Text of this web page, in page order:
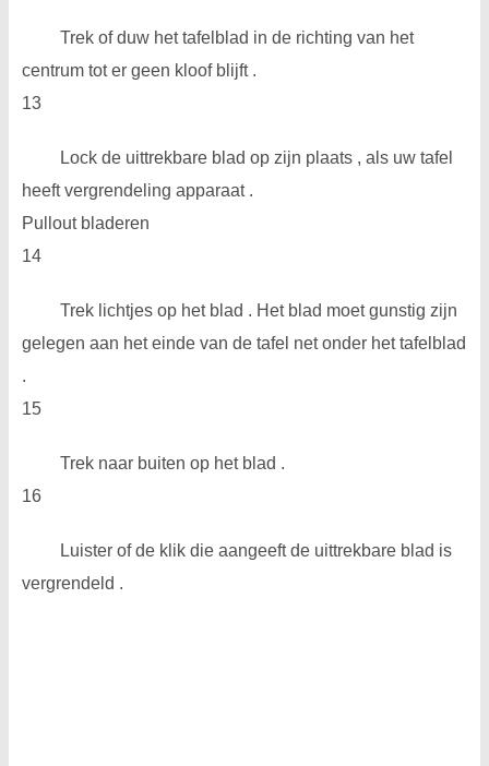
Trek of duw het tafelblad in de richting van het
centrum tot er geen kloof blijft .
13
Lock de uittrekbare blad op zijn plaats , als uw tafel
heeft vergrendeling apparaat .
Pullout bladeren
14
Trek lichtjes op het blad . Het blad moet gunstig zijn
gelegen aan het einde van de tafel net onder het tafelblad
.
15
Trek naar buiten op het blad .
16
Luister of de klik die aangeeft de uittrekbare blad is
vergrendeld .